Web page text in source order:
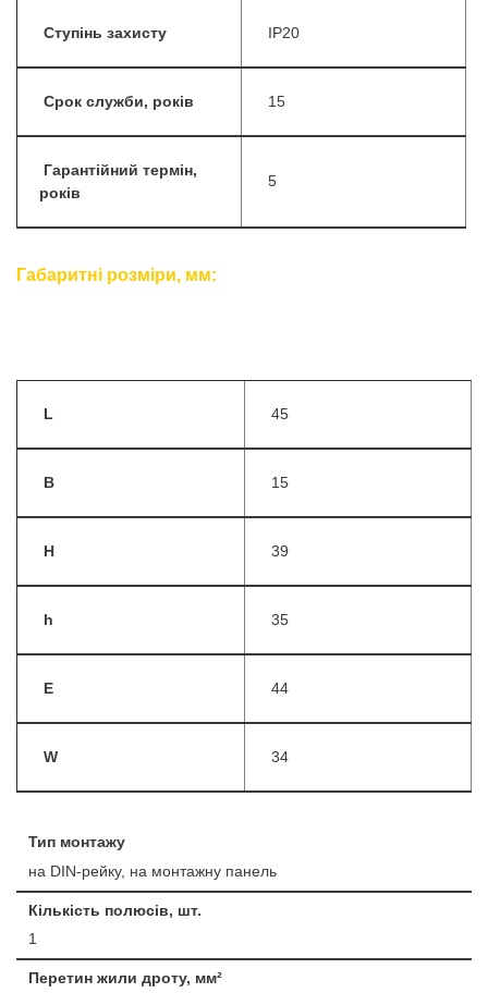
Ступінь захисту IP20
Срок служби, років 15
Гарантійний термін,
років
5
Габаритні розміри, мм:
L 45
B 15
H 39
h 35
E 44
W 34
Тип монтажу
на DIN-рейку, на монтажну панель
Кількість полюсів, шт.
1
Перетин жили дроту, мм²